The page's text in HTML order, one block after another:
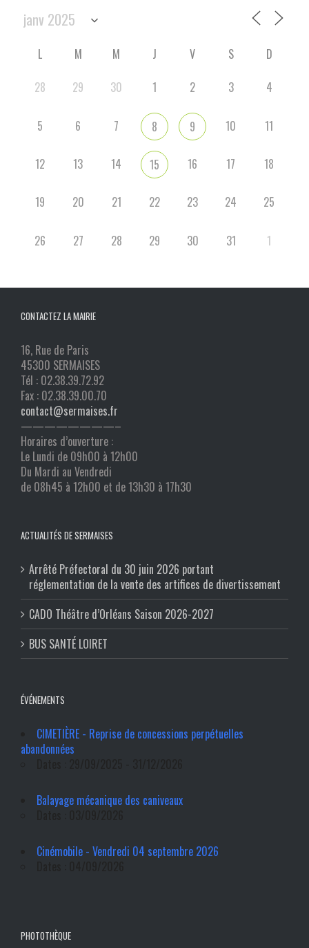
L M M J V S
D
28
29 30 1 2 3 4
5 6 7 8 9 10 11
12 13 14 15 16 17 18
19 20 21 22 23 24 25
26 27 28 29 30 31 1
CONTACTEZ LA MAIRIE
16, Rue de Paris
45300 SERMAISES
Tél : 02.38.39.72.92
Fax : 02.38.39.00.70
contact@sermaises.fr
————————–
Horaires d’ouverture :
Le Lundi de 09h00 à 12h00
Du Mardi au Vendredi
de 08h45 à 12h00 et de 13h30 à 17h30
ACTUALITÉS DE SERMAISES
Arrêté Préfectoral du 30 juin 2026 portant
réglementation de la vente des artifices de divertissement
CADO Théâtre d’Orléans Saison 2026-2027
BUS SANTÉ LOIRET
ÉVÉNEMENTS
CIMETIÈRE - Reprise de concessions perpétuelles
abandonnées
Balayage mécanique des caniveaux
Cinémobile - Vendredi 04 septembre 2026
PHOTOTHÈQUE